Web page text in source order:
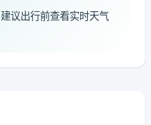
议出行前查看实时天气